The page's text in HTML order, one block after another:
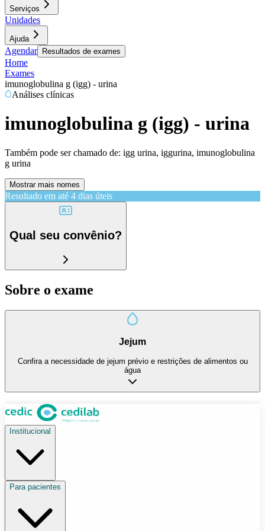
Serviços
Unidades
Ajuda
Agendar Resultados de exames
Home
Exames
imunoglobulina g (igg) - urina
Análises clínicas
imunoglobulina g (igg) - urina
Também pode ser chamado de: igg urina, iggurina, imunoglobulina
g urina
Mostrar mais nomes
Resultado em até 4 dias úteis
Qual seu convênio?
Sobre o exame
Jejum
Confira a necessidade de jejum prévio e restrições de alimentos ou
água
Institucional
Para pacientes